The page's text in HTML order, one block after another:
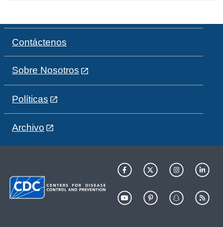
Contáctenos
Sobre Nosotros
Políticas
Archivo